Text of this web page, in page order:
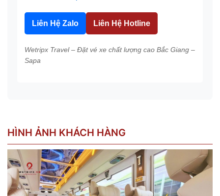
Liên Hệ Zalo Liên Hệ Hotline
Wetripx Travel – Đặt vé xe chất lượng cao Bắc Giang –
Sapa
HÌNH ẢNH KHÁCH HÀNG